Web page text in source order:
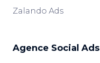
Zalando Ads
Agence Social Ads